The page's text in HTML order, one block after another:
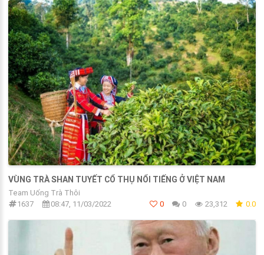
VÙNG TRÀ SHAN TUYẾT CỔ THỤ NỔI TIẾNG Ở VIỆT NAM
Team Uống Trà Thôi
1637
08:47, 11/03/2022 0 0 23,312 0.0